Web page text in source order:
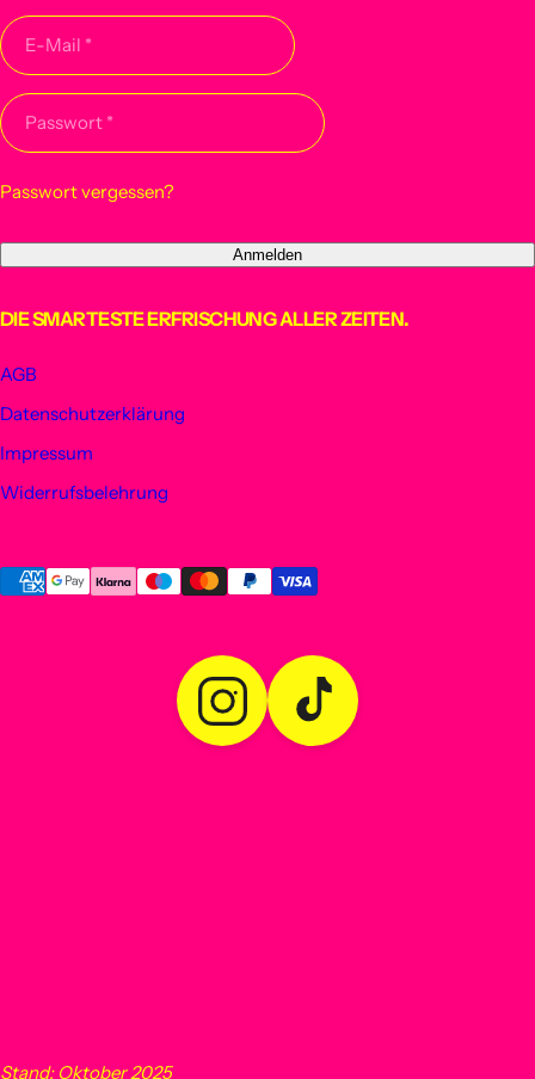
E-Mail *
Passwort *
Passwort vergessen?
DIE SMARTESTE ERFRISCHUNG ALLER ZEITEN.
AGB
Datenschutzerklärung
Impressum
Widerrufsbelehrung
Stand: Oktober 2025